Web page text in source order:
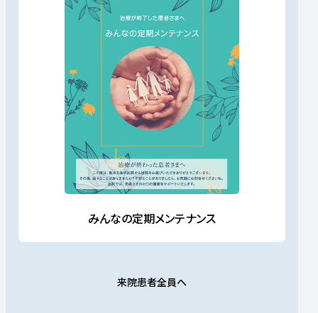
みんなの定期メンテナンス
来院患者全員へ